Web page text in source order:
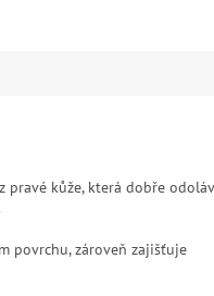
pravé kůže, která dobře
povrchu, zároveň zajišťuje